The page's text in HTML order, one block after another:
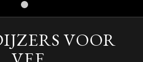
VOOR